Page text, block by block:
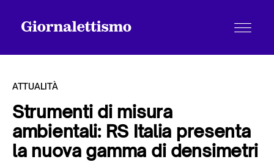
Tutti gli articoli
ATTUALITÀ
Strumenti di misura
ambientali: RS Italia presenta
la nuova gamma di densimetri